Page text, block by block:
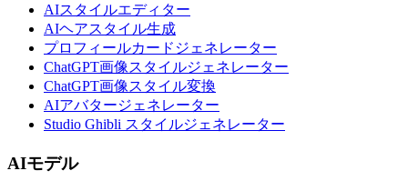
AIスタイルエディター
AIヘアスタイル生成
プロフィールカードジェネレーター
ChatGPT画像スタイルジェネレーター
ChatGPT画像スタイル変換
AIアバタージェネレーター
Studio Ghibli スタイルジェネレーター
AIモデル